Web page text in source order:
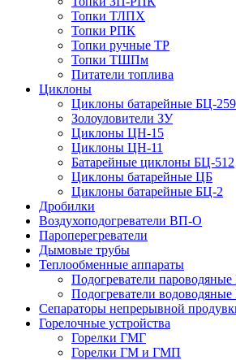
Топки ТЛПХ
Топки РПК
Топки ручные ТР
Топки ТШПм
Питатели топлива
Циклоны
Циклоны батарейные БЦ-259
Золоуловители ЗУ
Циклоны ЦН-15
Циклоны ЦН-11
Батарейные циклоны БЦ-512
Циклоны батарейные ЦБ
Циклоны батарейные БЦ-2
Дробилки
Воздухоподогреватели ВП-О
Пароперегреватели
Дымовые трубы
Теплообменные аппараты
Подогреватели
Подогреватели
Сепараторы непрерывной
Горелочные устройства
Горелки ГМГ
Горелки ГМ и ГМП